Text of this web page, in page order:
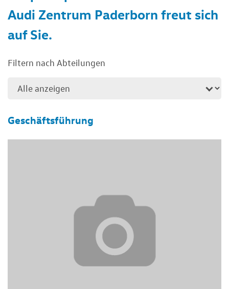
Audi Zentrum Paderborn freut sich
auf Sie.
Filtern nach Abteilungen
Geschäftsführung